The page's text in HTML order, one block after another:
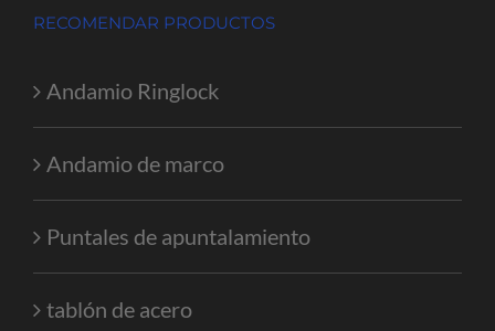
RECOMENDAR PRODUCTOS
Andamio Ringlock
Andamio de marco
Puntales de apuntalamiento
tablón de acero